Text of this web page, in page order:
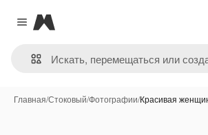
Close menu
Magnific
Главная/Стоковый/Фотографии/Красивая